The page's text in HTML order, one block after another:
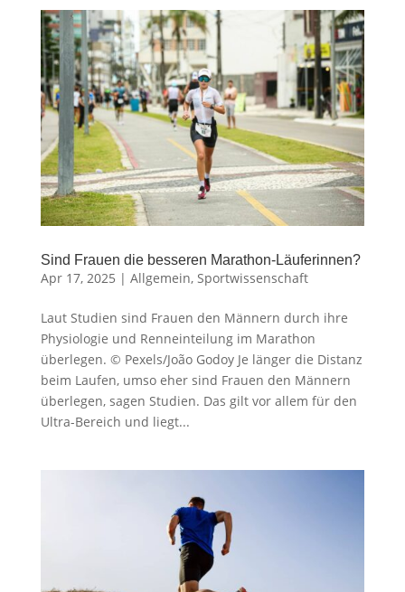
Sind Frauen die besseren Marathon-Läuferinnen?
Apr 17, 2025 | Allgemein, Sportwissenschaft
Laut Studien sind Frauen den Männern durch ihre
Physiologie und Renneinteilung im Marathon
überlegen. © Pexels/João Godoy Je länger die Distanz
beim Laufen, umso eher sind Frauen den Männern
überlegen, sagen Studien. Das gilt vor allem für den
Ultra-Bereich und liegt...